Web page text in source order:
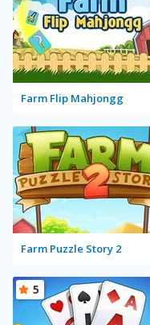
Farm Flip Mahjongg
Farm Puzzle Story 2
5